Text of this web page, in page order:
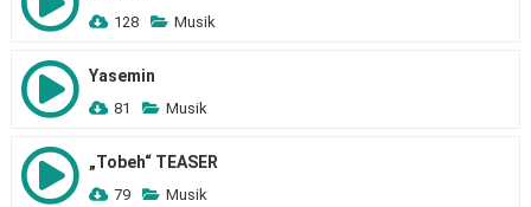
128 Musik
Yasemin
81 Musik
„Tobeh“ TEASER
79 Musik